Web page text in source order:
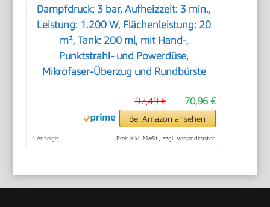
Dampfdruck: 3 bar, Aufheizzeit: 3 min.,
Leistung: 1.200 W, Flächenleistung: 20
m², Tank: 200 ml, mit Hand-,
Punktstrahl- und Powerdüse,
Mikrofaser-Überzug und Rundbürste
70,96 €
97,49 €
Bei Amazon ansehen
* Anzeige Preis inkl. MwSt., zzgl. Versandkosten